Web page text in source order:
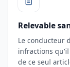
Relevable
Le conducteur
infractions qu'il
de ce seul